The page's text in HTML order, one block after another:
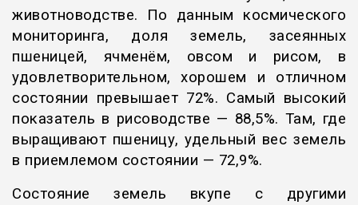
животноводстве. По данным космического
мониторинга, доля земель, засеянных
пшеницей, ячменём, овсом и рисом, в
удовлетворительном, хорошем и отличном
состоянии превышает 72%. Самый высокий
показатель в рисоводстве — 88,5%. Там, где
выращивают пшеницу, удельный вес земель
в приемлемом состоянии — 72,9%.
Состояние земель вкупе с другими